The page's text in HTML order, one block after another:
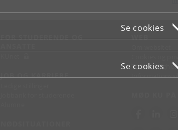
Se cookies
Se cookies
FOR STUDERENDE OG
JOB OG KARRIERE
WEB